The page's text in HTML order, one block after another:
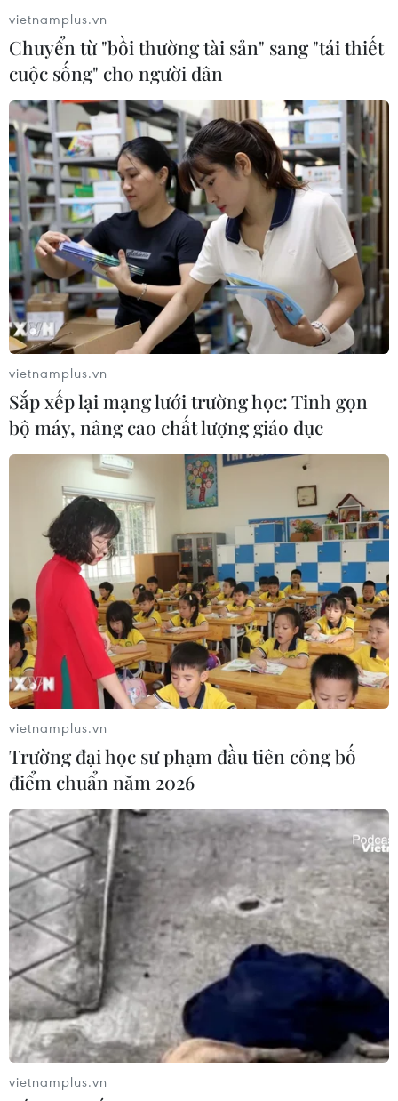
TIN CÙNG CHUYÊN MỤC
Mexico phát triển trò chơi
điện tử hỗ trợ phục hồi chức năng
10/08/2026 04:37
Ngoại giao khoa học công nghệ: Đưa
mạng lưới khoa học quốc tế thành
nguồn lực phát triển
10/08/2026 04:35
vietnamplus.vn
Chuyển từ "bồi thường tài sản" sang "tái thiết
cuộc sống" cho người dân
vietnamplus.vn
Sắp xếp lại mạng lưới trường học: Tinh gọn
bộ máy, nâng cao chất lượng giáo dục
vietnamplus.vn
Trường đại học sư phạm đầu tiên công bố
điểm chuẩn năm 2026
vietnamplus.vn